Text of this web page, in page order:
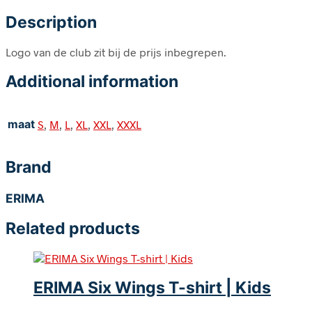
Description
Logo van de club zit bij de prijs inbegrepen.
Additional information
maat S, M, L, XL, XXL, XXXL
Brand
ERIMA
Related products
ERIMA Six Wings T-shirt | Kids